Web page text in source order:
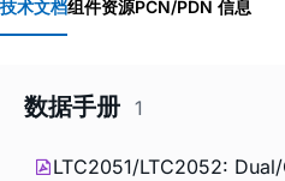
技术文档组件资源PCN/PDN 信息
数据手册 1
LTC2051/LTC2052: